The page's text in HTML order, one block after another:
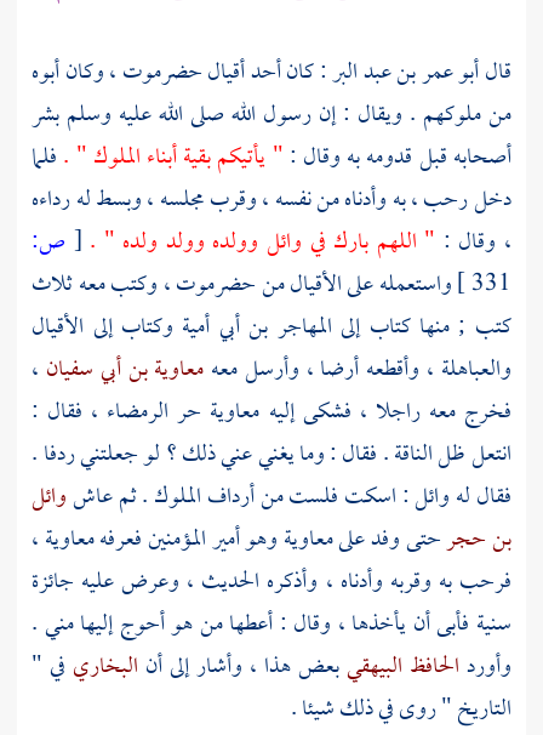
قالأبو عمر بن عبد البر: كان أحد أقيالحضرموت ،وكان أبوه
من ملوكهم . ويقال : إن رسول الله صلى الله عليه وسلم بشر
أصحابه قبل قدومه به وقال :" يأتيكم بقية أبناء الملوك " .فلما
دخل رحب ، به وأدناه من نفسه ، وقرب مجلسه ، وبسط له رداءه
، وقال : " اللهم بارك في وائل وولده وولد ولده " . [ ص:
331 ] واستعمله على الأقيال منحضرموت ،وكتب معه ثلاث
كتب ; منها كتاب إلى المهاجر بن أبي أمية وكتاب إلى الأقيال
والعباهلة ، وأقطعه أرضا ، وأرسل معهمعاوية بن أبي سفيان ،
فخرج معه راجلا ، فشكى إليه معاوية حر الرمضاء ، فقال :
انتعل ظل الناقة . فقال : وما يغني عني ذلك ؟ لو جعلتني ردفا .
فقال لهوائل: اسكت فلست من أرداف الملوك . ثم عاشوائل
بن حجرحتى وفد علىمعاويةوهو أمير المؤمنين فعرفهمعاوية،
فرحب به وقربه وأدناه ، وأذكره الحديث ، وعرض عليه جائزة
سنية فأبى أن يأخذها ، وقال : أعطها من هو أحوج إليها مني .
وأوردالحافظ البيهقيبعض هذا ، وأشار إلى أن البخاري في "
التاريخ " روى في ذلك شيئا .